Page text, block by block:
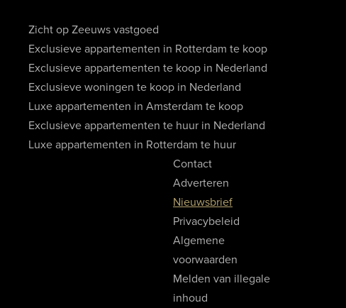
Zicht op Zeeuws vastgoed
Exclusieve appartementen in Rotterdam te koop
Exclusieve appartementen te koop in Nederland
Exclusieve woningen te koop in Nederland
Luxe appartementen in Amsterdam te koop
Exclusieve appartementen te huur in Nederland
Luxe appartementen in Rotterdam te huur
Contact
Adverteren
Nieuwsbrief
Privacybeleid
Algemene
voorwaarden
Melden van illegale
inhoud